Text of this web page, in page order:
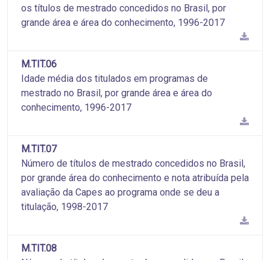
os títulos de mestrado concedidos no Brasil, por
grande área e área do conhecimento, 1996-2017
M.TIT.06
Idade média dos titulados em programas de
mestrado no Brasil, por grande área e área do
conhecimento, 1996-2017
M.TIT.07
Número de títulos de mestrado concedidos no Brasil,
por grande área do conhecimento e nota atribuída pela
avaliação da Capes ao programa onde se deu a
titulação, 1998-2017
M.TIT.08